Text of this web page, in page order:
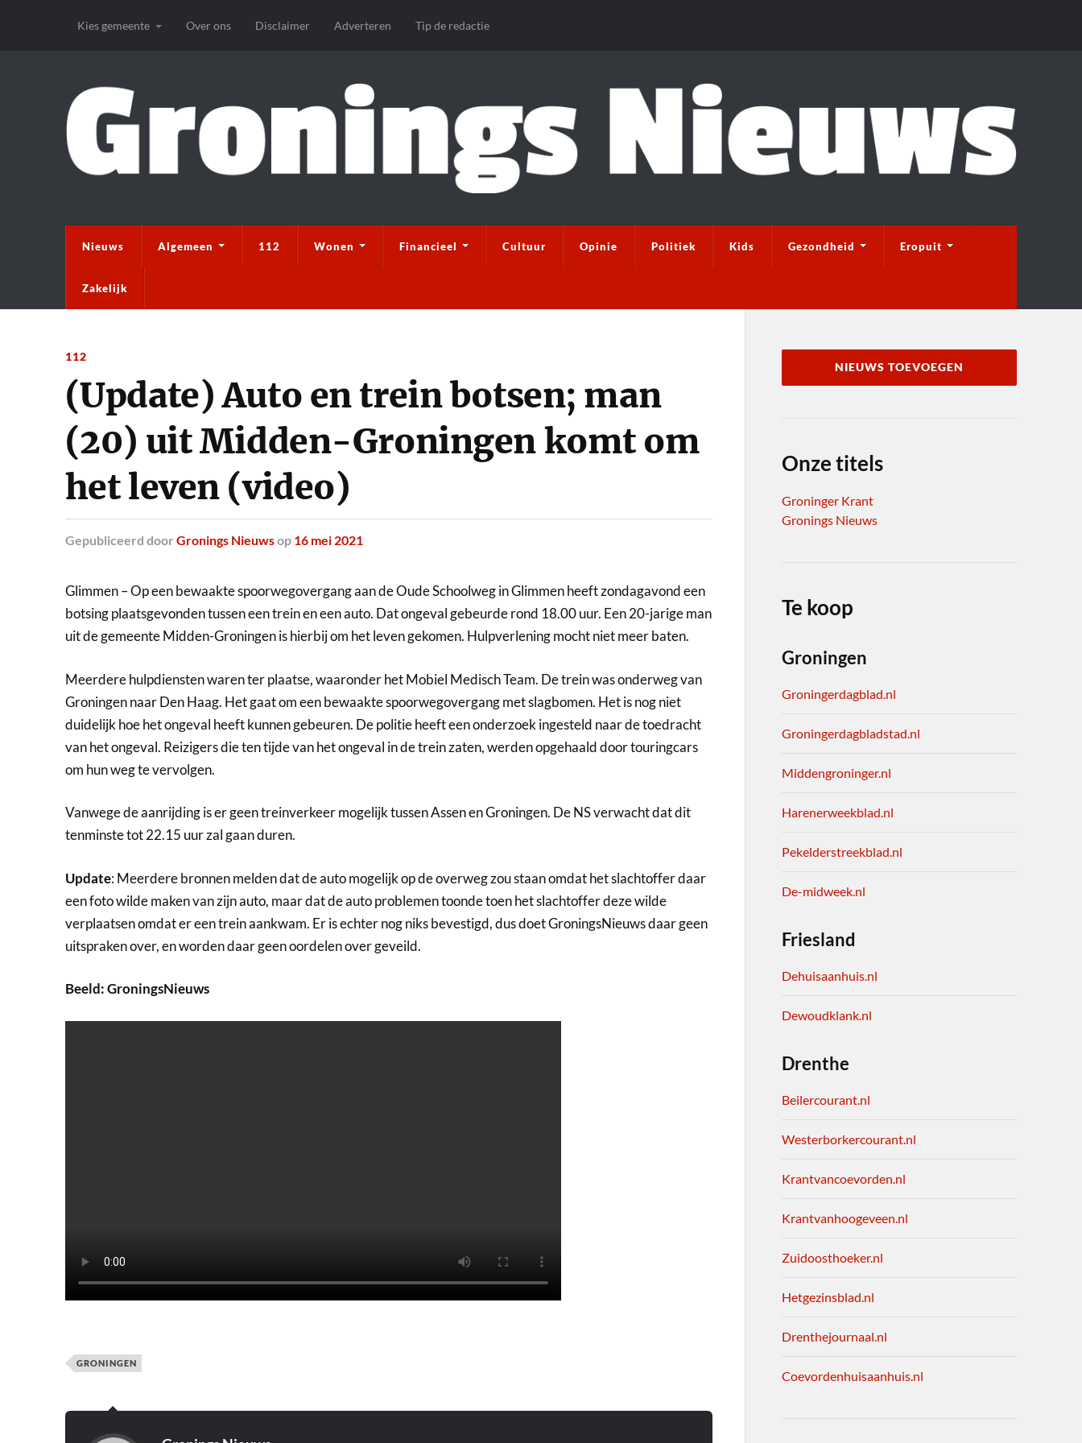
Kies gemeente Over ons Disclaimer Adverteren Tip de redactie
Nieuws Algemeen 112 Wonen Financieel Cultuur Opinie Politiek Kids Gezondheid Eropuit
Zakelijk
112
(Update) Auto en trein botsen; man
(20) uit Midden-Groningen komt om
het leven (video)
Gepubliceerd door Gronings Nieuwsop 16 mei 2021
Glimmen – Op een bewaakte spoorwegovergang aan de Oude Schoolweg in Glimmen heeft zondagavond een
botsing plaatsgevonden tussen een trein en een auto. Dat ongeval gebeurde rond 18.00 uur. Een 20-jarige man
uit de gemeente Midden-Groningen is hierbij om het leven gekomen. Hulpverlening mocht niet meer baten.
Meerdere hulpdiensten waren ter plaatse, waaronder het Mobiel Medisch Team. De trein was onderweg van
Groningen naar Den Haag. Het gaat om een bewaakte spoorwegovergang met slagbomen. Het is nog niet
duidelijk hoe het ongeval heeft kunnen gebeuren. De politie heeft een onderzoek ingesteld naar de toedracht
van het ongeval. Reizigers die ten tijde van het ongeval in de trein zaten, werden opgehaald door touringcars
om hun weg te vervolgen.
Vanwege de aanrijding is er geen treinverkeer mogelijk tussen Assen en Groningen. De NS verwacht dat dit
tenminste tot 22.15 uur zal gaan duren.
Update: Meerdere bronnen melden dat de auto mogelijk op de overweg zou staan omdat het slachtoffer daar
een foto wilde maken van zijn auto, maar dat de auto problemen toonde toen het slachtoffer deze wilde
verplaatsen omdat er een trein aankwam. Er is echter nog niks bevestigd, dus doet GroningsNieuws daar geen
uitspraken over, en worden daar geen oordelen over geveild.
Beeld: GroningsNieuws
GRONINGEN
NIEUWS TOEVOEGEN
Onze titels
Groninger Krant
Gronings Nieuws
Te koop
Groningen
Groningerdagblad.nl
Groningerdagbladstad.nl
Middengroninger.nl
Harenerweekblad.nl
Pekelderstreekblad.nl
De-midweek.nl
Friesland
Dehuisaanhuis.nl
Dewoudklank.nl
Drenthe
Beilercourant.nl
Westerborkercourant.nl
Krantvancoevorden.nl
Krantvanhoogeveen.nl
Zuidoosthoeker.nl
Hetgezinsblad.nl
Drenthejournaal.nl
Coevordenhuisaanhuis.nl